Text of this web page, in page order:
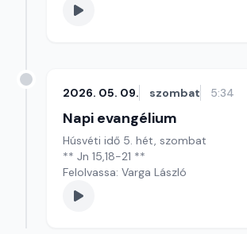
2026. 05. 09. szombat 5:34
Napi evangélium
Húsvéti idő 5. hét, szombat
** Jn 15,18-21 **
Felolvassa: Varga László